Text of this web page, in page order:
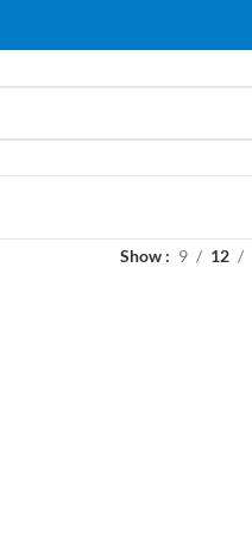
Show 9 12